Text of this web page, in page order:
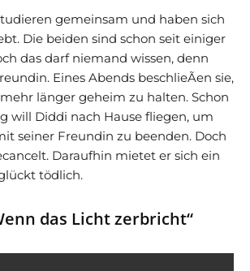
gemeinsam und haben sich
Die beiden sind schon seit einiger
das darf niemand wissen, denn
Eines Abends beschlieÃen sie,
länger geheim zu halten. Schon
will Diddi nach Hause fliegen, um
seiner Freundin zu beenden. Doch
Daraufhin mietet er sich ein
tödlich.
das Licht zerbricht“